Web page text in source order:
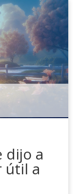
dijo a
útil a